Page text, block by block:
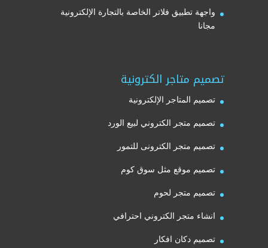
واجهة تطبيق فلاتر الخاصة بالتجارة الإلكترونية
مجانا
تصميم متاجر الكترونية
تصميم المتاجر الإلكترونية
تصميم متجر الكتروني لبيع الورد
تصميم متجر الكترونى للتمور
تصميم موقع مثل سوق كوم
تصميم متجر لحوم
انشاء متجر الكتروني احترافي
تصميم دكان افكار